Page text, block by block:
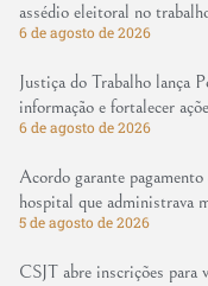
assédio eleitoral no
6 de agosto de 2026
Justiça do Trabalho lança
informação e fortalecer
6 de agosto de 2026
Acordo garante
hospital que administrava
5 de agosto de 2026
CSJT abre inscrições para